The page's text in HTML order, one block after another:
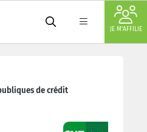
JE M'AFFILIE
de crédit